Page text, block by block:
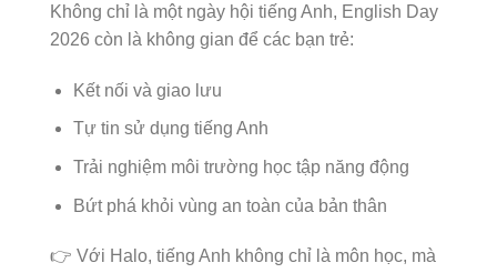
Không chỉ là một ngày hội tiếng Anh, English Day
2026 còn là không gian để các bạn trẻ:
Kết nối và giao lưu
Tự tin sử dụng tiếng Anh
Trải nghiệm môi trường học tập năng động
Bứt phá khỏi vùng an toàn của bản thân
👉 Với Halo, tiếng Anh không chỉ là môn học, mà